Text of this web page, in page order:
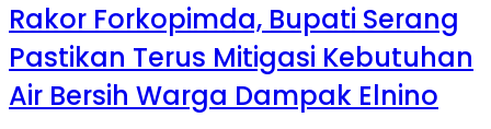
Rakor Forkopimda, Bupati Serang
Pastikan Terus Mitigasi Kebutuhan
Air Bersih Warga Dampak Elnino